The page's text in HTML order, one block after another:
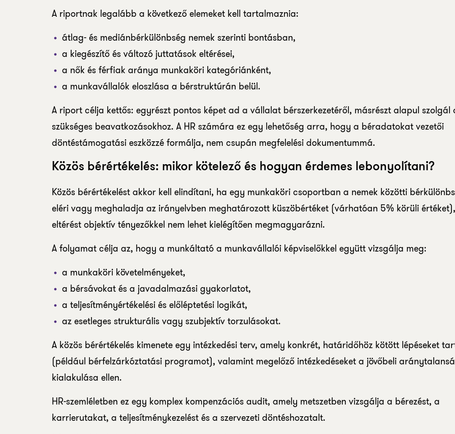
A riportnak legalább a következő elemeket kell tartalmaznia:
átlag- és mediánbérkülönbség nemek szerinti bontásban,
a kiegészítő és változó juttatások eltérései,
a nők és férfiak aránya munkaköri kategóriánként,
a munkavállalók eloszlása a bérstruktúrán belül.
A riport célja kettős: egyrészt pontos képet ad a vállalat bérszerkezetéről, másrészt alapul szolgál
szükséges beavatkozásokhoz. A HR számára ez egy lehetőség arra, hogy a béradatokat vezetői
döntéstámogatási eszközzé formálja, nem csupán megfelelési dokumentummá.
Közös bérértékelés: mikor kötelező és hogyan érdemes lebonyolítani?
Közös bérértékelést akkor kell elindítani, ha egy munkaköri csoportban a nemek közötti
eléri vagy meghaladja az irányelvben meghatározott küszöbértéket (várhatóan 5% körüli
eltérést objektív tényezőkkel nem lehet kielégítően megmagyarázni.
A folyamat célja az, hogy a munkáltató a munkavállalói képviselőkkel együtt vizsgálja meg:
a munkaköri követelményeket,
a bérsávokat és a javadalmazási gyakorlatot,
a teljesítményértékelési és előléptetési logikát,
az esetleges strukturális vagy szubjektív torzulásokat.
A közös bérértékelés kimenete egy intézkedési terv, amely konkrét, határidőhöz kötött lépéseket
(például bérfelzárkóztatási programot), valamint megelőző intézkedéseket a jövőbeli
kialakulása ellen.
HR-szemléletben ez egy komplex kompenzációs audit, amely metszetben vizsgálja a bérezést, a
karrierutakat, a teljesítménykezelést és a szervezeti döntéshozatalt.